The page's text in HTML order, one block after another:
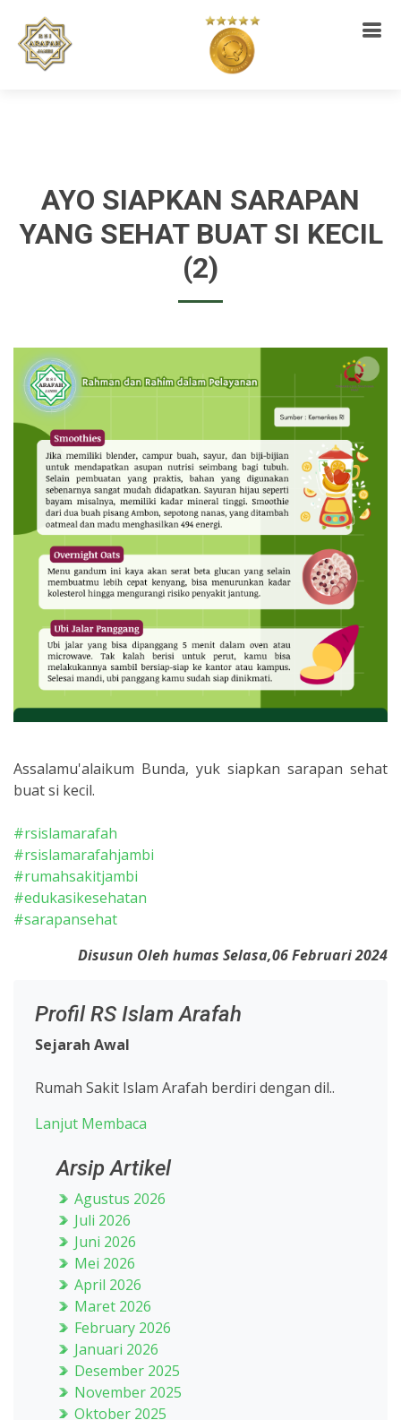
AYO SIAPKAN SARAPAN
YANG SEHAT BUAT SI KECIL
(2)
Assalamu'alaikum Bunda, yuk siapkan sarapan sehat
buat si kecil.
#rsislamarafah
#rsislamarafahjambi
#rumahsakitjambi
#edukasikesehatan
#sarapansehat
Disusun Oleh humas Selasa,06 Februari 2024
Profil RS Islam Arafah
Sejarah Awal
Rumah Sakit Islam Arafah berdiri dengan dil..
Lanjut Membaca
Arsip Artikel
Agustus 2026
Juli 2026
Juni 2026
Mei 2026
April 2026
Maret 2026
February 2026
Januari 2026
Desember 2025
November 2025
Oktober 2025